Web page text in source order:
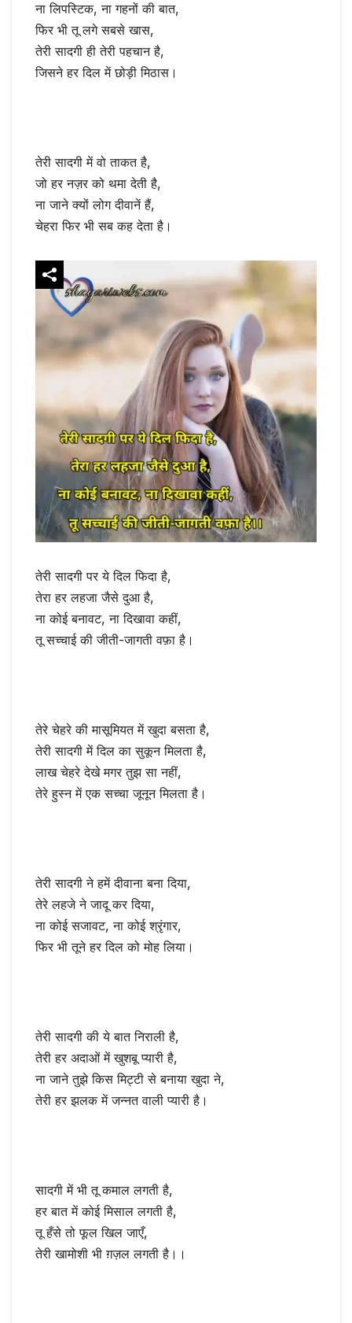
ना लिपस्टिक, ना गहनों की बात,
फिर भी तू लगे सबसे खास,
तेरी सादगी ही तेरी पहचान है,
जिसने हर दिल में छोड़ी मिठास।
तेरी सादगी में वो ताकत है,
जो हर नज़र को थमा देती है,
ना जाने क्यों लोग दीवानें हैं,
चेहरा फिर भी सब कह देता है।
तेरी सादगी पर ये दिल फिदा है,
तेरा हर लहजा जैसे दुआ है,
ना कोई बनावट, ना दिखावा कहीं,
तू सच्चाई की जीती-जागती वफ़ा है।
तेरे चेहरे की मासूमियत में खुदा बसता है,
तेरी सादगी में दिल का सुकून मिलता है,
लाख चेहरे देखे मगर तुझ सा नहीं,
तेरे हुस्न में एक सच्चा जूनून मिलता है।
तेरी सादगी ने हमें दीवाना बना दिया,
तेरे लहजे ने जादू कर दिया,
ना कोई सजावट, ना कोई श्रृंगार,
फिर भी तूने हर दिल को मोह लिया।
तेरी सादगी की ये बात निराली है,
तेरी हर अदाओं में खुशबू प्यारी है,
ना जाने तुझे किस मिट्टी से बनाया खुदा ने,
तेरी हर झलक में जन्नत वाली प्यारी है।
सादगी में भी तू कमाल लगती है,
हर बात में कोई मिसाल लगती है,
तू हँसे तो फूल खिल जाएँ,
तेरी खामोशी भी ग़ज़ल लगती है।।